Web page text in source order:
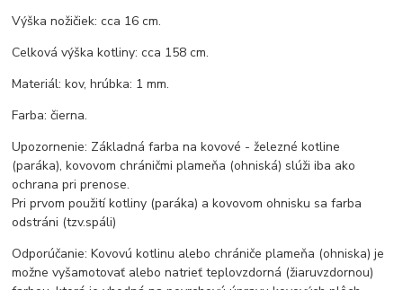
Výška nožičiek: cca 16 cm.
Celková výška kotliny: cca 158 cm.
Materiál: kov, hrúbka: 1 mm.
Farba: čierna.
Upozornenie: Základná farba na kovové - železné kotline
(paráka), kovovom chráničmi plameňa (ohniská) slúži iba ako
ochrana pri prenose.
Pri prvom použití kotliny (paráka) a kovovom ohnisku sa farba
odstráni (tzv.spáli)
Odporúčanie: Kovovú kotlinu alebo chrániče plameňa (ohniska) je
možne vyšamotovať alebo natrieť teplovzdorná (žiaruvzdornou)